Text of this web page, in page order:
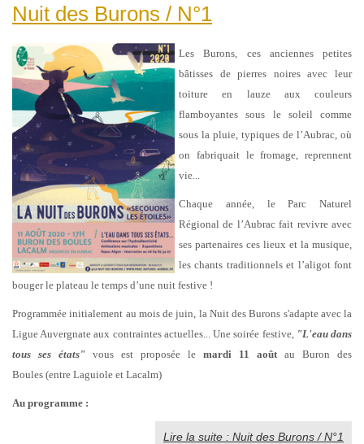
Nuit des Burons / N°1
Les Burons, ces anciennes petites
bâtisses de pierres noires avec leur
toiture en lauze aux couleurs
flamboyantes sous le soleil comme
sous la pluie, typiques de l’Aubrac, où
on fabriquait le fromage, reprennent
vie...
Chaque année, le Parc Naturel
Régional de l’Aubrac fait revivre avec
ses partenaires ces lieux et la musique,
les chants traditionnels et l’aligot font
bouger le plateau le temps d’une nuit festive !
Programmée initialement au mois de juin, la Nuit des Burons s'adapte avec la
Ligue Auvergnate aux contraintes actuelles... Une soirée festive, "L'eau dans
tous ses états" vous est proposée le mardi 11 août au Buron des
Boules (entre Laguiole et Lacalm)
Au programme :
Lire la suite : Nuit des Burons / N°1